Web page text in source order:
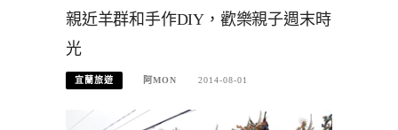
親近羊群和手作DIY，歡樂親子週末時
光
宜蘭旅遊 阿MON 2014-08-01